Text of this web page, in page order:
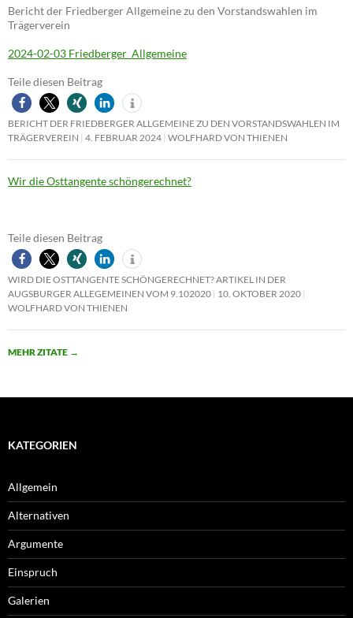
Bericht der Friedberger Allgemeine zu den Vorstandswahlen im
Trägerverein
2024-02-03 Friedberger_Allgemeine
Teile diesen Beitrag
BERICHT DER FRIEDBERGER ALLGEMEINE ZU DEN VORSTANDSWAHLEN IM
TRÄGERVEREIN 4. FEBRUAR 2024 WOLFHARD VON THIENEN
Wir die Osttangente schöngerechnet?
Teile diesen Beitrag
WIRD DIE OSTTANGENTE SCHÖNGERECHNET? ARTIKEL IN DER
AUGSBURGER ALLEGEMEINEN VOM 9.102020 10. OKTOBER 2020
WOLFHARD VON THIENEN
MEHR ZITATE →
KATEGORIEN
Allgemein
Alternativen
Argumente
Einspruch
Galerien